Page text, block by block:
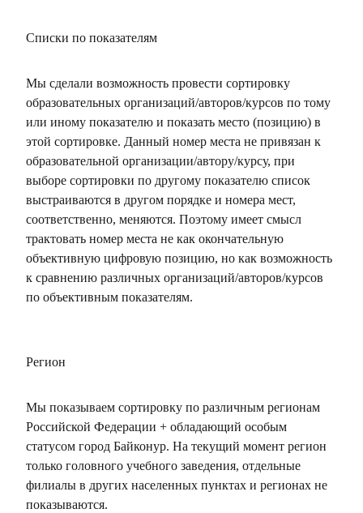
Списки по показателям
Мы сделали возможность провести сортировку
образовательных организаций/авторов/курсов по тому
или иному показателю и показать место (позицию) в
этой сортировке. Данный номер места не привязан к
образовательной организации/автору/курсу, при
выборе сортировки по другому показателю список
выстраиваются в другом порядке и номера мест,
соответственно, меняются. Поэтому имеет смысл
трактовать номер места не как окончательную
объективную цифровую позицию, но как возможность
к сравнению различных организаций/авторов/курсов
по объективным показателям.
Регион
Мы показываем сортировку по различным регионам
Российской Федерации + обладающий особым
статусом город Байконур. На текущий момент регион
только головного учебного заведения, отдельные
филиалы в других населенных пунктах и регионах не
показываются.